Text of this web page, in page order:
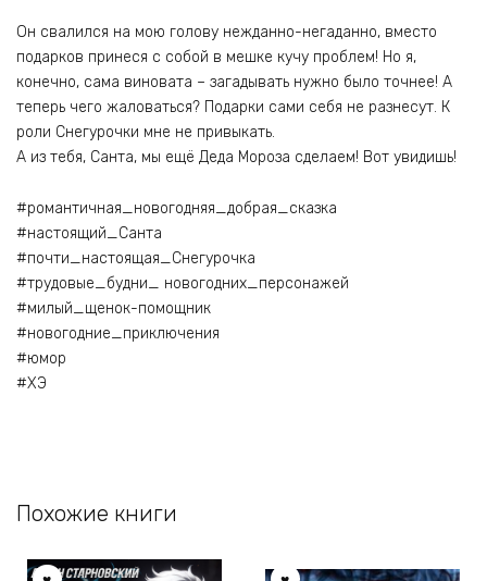
Он свалился на мою голову нежданно-негаданно, вместо
подарков принеся с собой в мешке кучу проблем! Но я,
конечно, сама виновата – загадывать нужно было точнее! А
теперь чего жаловаться? Подарки сами себя не разнесут. К
роли Снегурочки мне не привыкать.
А из тебя, Санта, мы ещё Деда Мороза сделаем! Вот увидишь!
#романтичная_новогодняя_добрая_сказка
#настоящий_Санта
#почти_настоящая_Снегурочка
#трудовые_будни_ новогодних_персонажей
#милый_щенок-помощник
#новогодние_приключения
#юмор
#ХЭ
Похожие книги